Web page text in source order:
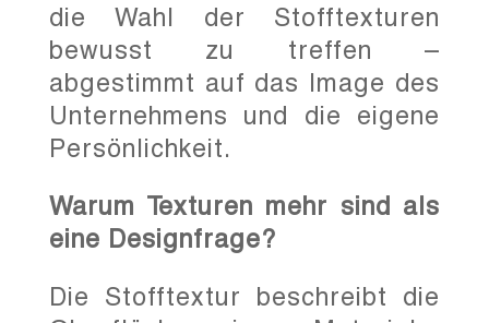
die Wahl der Stofftexturen
bewusst zu treffen –
abgestimmt auf das Image des
Unternehmens und die eigene
Persönlichkeit.
Warum Texturen mehr sind als
eine Designfrage?
Die Stofftextur beschreibt die